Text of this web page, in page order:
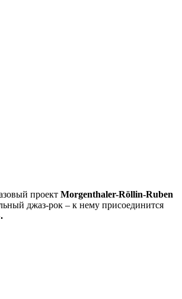
проект Morgenthaler-Röllin-Ruben
джаз-рок – к нему присоединится